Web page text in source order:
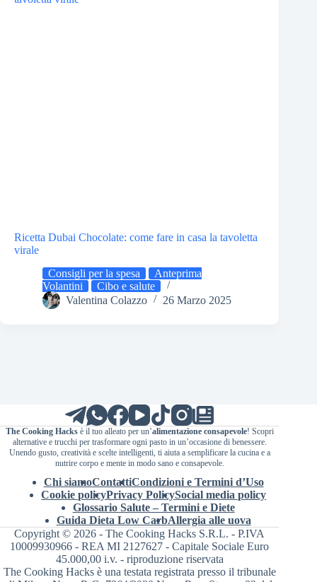
Ricetta Dubai Chocolate: come fare in casa la tavoletta
virale
Consigli per la spesa
Anteprima
Volantini
Cibo e salute
Valentina Colazzo
26 Marzo 2025
The Cooking Hacksè il tuo alleato per un’alimentazione consapevole! Scopri
alternative e trucchi per trasformare ogni pasto in un’occasione di benessere.
Unendo gusto, creatività e scelte intelligenti, ti aiuta a semplificare la cucina e a
nutrire corpo e mente in modo sano e consapevole.
Chi siamoContattiCondizioni e Termini d’Uso
Cookie policyPrivacy PolicySocial media policy
Glossario Salute – Termini e Diete
Guida Dieta Low CarbAllergia alle uova
Copyright © 2026 - The Cooking Hacks S.R.L. - P.IVA
10009930966 - REA MI 2127627 - Capitale Sociale Euro
45.000,00 i.v. - riproduzione riservata
The Cooking Hacks è una testata registrata presso il tribunale